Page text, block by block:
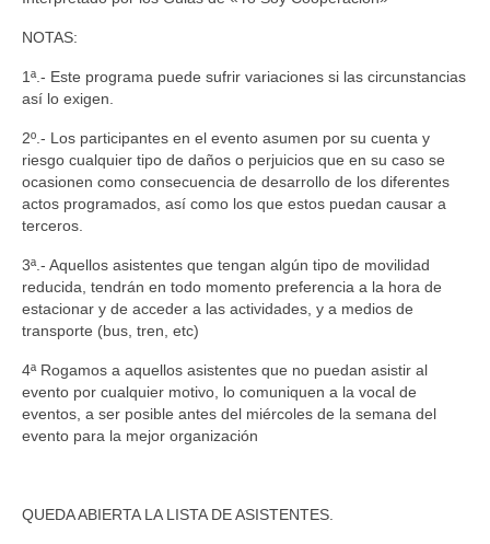
NOTAS:
1ª.- Este programa puede sufrir variaciones si las circunstancias
así lo exigen.
2º.- Los participantes en el evento asumen por su cuenta y
riesgo cualquier tipo de daños o perjuicios que en su caso se
ocasionen como consecuencia de desarrollo de los diferentes
actos programados, así como los que estos puedan causar a
terceros.
3ª.- Aquellos asistentes que tengan algún tipo de movilidad
reducida, tendrán en todo momento preferencia a la hora de
estacionar y de acceder a las actividades, y a medios de
transporte (bus, tren, etc)
4ª Rogamos a aquellos asistentes que no puedan asistir al
evento por cualquier motivo, lo comuniquen a la vocal de
eventos, a ser posible antes del miércoles de la semana del
evento para la mejor organización
QUEDA ABIERTA LA LISTA DE ASISTENTES.